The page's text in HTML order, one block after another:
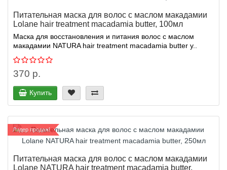
Питательная маска для волос с маслом макадамии
Lolane hair treatment macadamia butter, 100мл
Маска для восстановления и питания волос с маслом
макадамии NATURA hair treatment macadamia butter у..
370 р.
Купить
Лидер продаж!
Питательная маска для волос с маслом макадамии
Lolane NATURA hair treatment macadamia butter,